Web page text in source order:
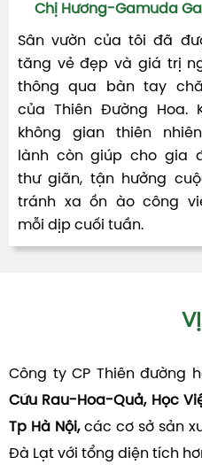
Chị Hương-Gamuda
Sân vườn của tôi đã
tăng vẻ đẹp và giá trị
thông qua bàn tay
của Thiên Đường Hoa.
không gian thiên
lành còn giúp cho gia
thư giãn, tận hưởng
tránh xa ồn ào công
mỗi dịp cuối tuần.
Công ty CP Thiên đường
Cứu Rau-Hoa-Quả, Học
Tp Hà Nội,các cơ sở sản
Đà Lạt với tổng diện tích